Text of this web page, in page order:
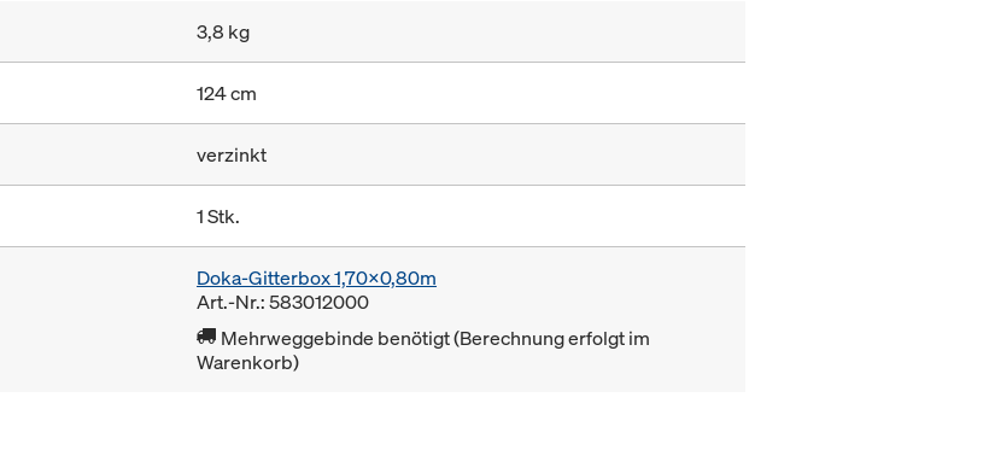
3,8 kg
124 cm
verzinkt
1 Stk.
Doka-Gitterbox 1,70x0,80m
Art.-Nr.: 583012000
Mehrweggebinde benötigt (Berechnung erfolgt im
Warenkorb)